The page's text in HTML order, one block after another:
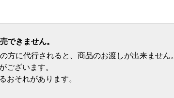
できません。
方に代行されると、商品のお渡しが出来ません
ございます。
おそれがあります。